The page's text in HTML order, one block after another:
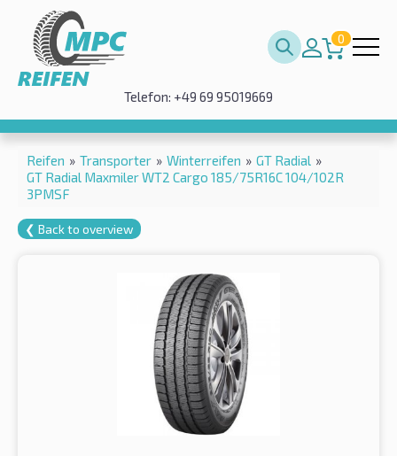
0
Telefon: +49 69 95019669
Reifen » Transporter » Winterreifen » GT Radial »
GT Radial Maxmiler WT2 Cargo 185/75R16C 104/102R
3PMSF
❮ Back to overview